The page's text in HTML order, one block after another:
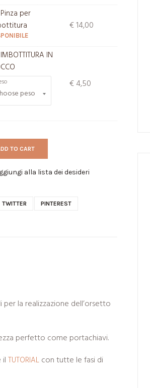
Pinza per
€14,00
IMBOTTITURA IN
€4,50
TO CART
alla lista dei desideri
TWITTER PINTEREST
la realizzazione dell’orsetto
perfetto come portachiavi.
TUTORIAL con tutte le fasi di